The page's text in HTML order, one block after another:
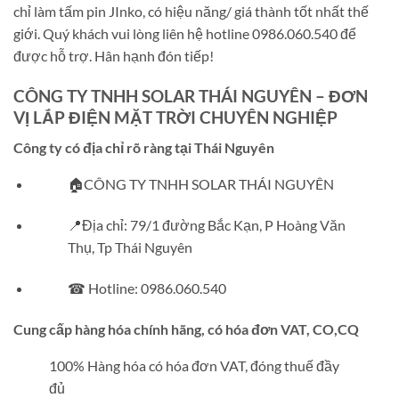
chỉ làm tấm pin JInko, có hiệu năng/ giá thành tốt nhất thế
giới. Quý khách vui lòng liên hệ hotline 0986.060.540 để
được hỗ trợ. Hân hạnh đón tiếp!
CÔNG TY TNHH SOLAR THÁI NGUYÊN – ĐƠN
VỊ LẮP ĐIỆN MẶT TRỜI CHUYÊN NGHIỆP
Công ty có địa chỉ rõ ràng tại Thái Nguyên
🏠CÔNG TY TNHH SOLAR THÁI NGUYÊN
📍Địa chỉ: 79/1 đường Bắc Kạn, P Hoàng Văn
Thụ, Tp Thái Nguyên
☎ Hotline: 0986.060.540
Cung cấp hàng hóa chính hãng, có hóa đơn VAT, CO,CQ
100% Hàng hóa có hóa đơn VAT, đóng thuế đầy
đủ